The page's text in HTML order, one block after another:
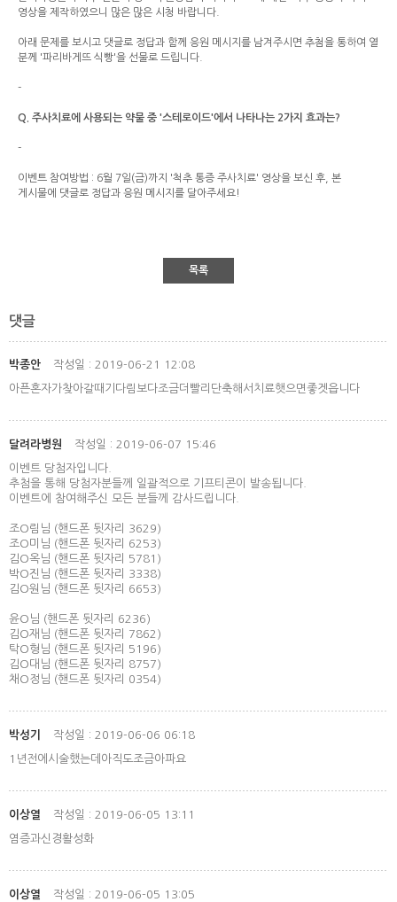
영상을 제작하였으니 많은 많은 시청 바랍니다.
아래 문제를 보시고 댓글로 정답과 함께 응원 메시지를 남겨주시면 추첨을 통하여 열
분께 '파리바게뜨 식빵'을 선물로 드립니다.
-
Q. 주사치료에 사용되는 약물 중 '스테로이드'에서 나타나는 2가지 효과는?
-
이벤트 참여방법 : 6월 7일(금)까지 '척추 통증 주사치료' 영상을 보신 후, 본
게시물에 댓글로 정답과 응원 메시지를 달아주세요!
목록
댓글
박종안 작성일 : 2019-06-21 12:08
아픈혼자가찾아갈때기다림보다조금더빨리단축해서치료햇으면좋겟읍니다
달려라병원 작성일 : 2019-06-07 15:46
이벤트 당첨자입니다.
추첨을 통해 당첨자분들께 일괄적으로 기프티콘이 발송됩니다.
이벤트에 참여해주신 모든 분들께 감사드립니다.
조O림님 (핸드폰 뒷자리 3629)
조O미님 (핸드폰 뒷자리 6253)
김O옥님 (핸드폰 뒷자리 5781)
박O진님 (핸드폰 뒷자리 3338)
김O원님 (핸드폰 뒷자리 6653)
윤O님 (핸드폰 뒷자리 6236)
김O재님 (핸드폰 뒷자리 7862)
탁O형님 (핸드폰 뒷자리 5196)
김O대님 (핸드폰 뒷자리 8757)
채O정님 (핸드폰 뒷자리 0354)
박성기 작성일 : 2019-06-06 06:18
1년전에시술했는데아직도조금아파요
이상열 작성일 : 2019-06-05 13:11
염증과신경활성화
이상열 작성일 : 2019-06-05 13:05